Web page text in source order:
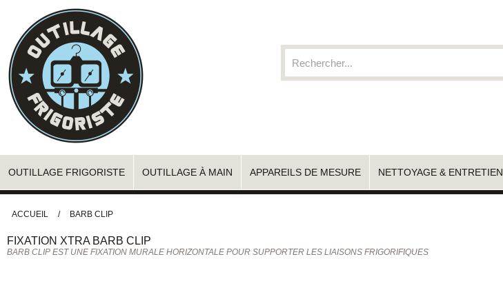
OUTILLAGE FRIGORISTE OUTILLAGE À MAIN APPAREILS DE MESURE NETTOYAGE & ENTRETIEN
ACCUEIL / BARB CLIP
FIXATION XTRA BARB CLIP
BARB CLIP EST UNE FIXATION MURALE HORIZONTALE POUR SUPPORTER LES LIAISONS FRIGORIFIQUES